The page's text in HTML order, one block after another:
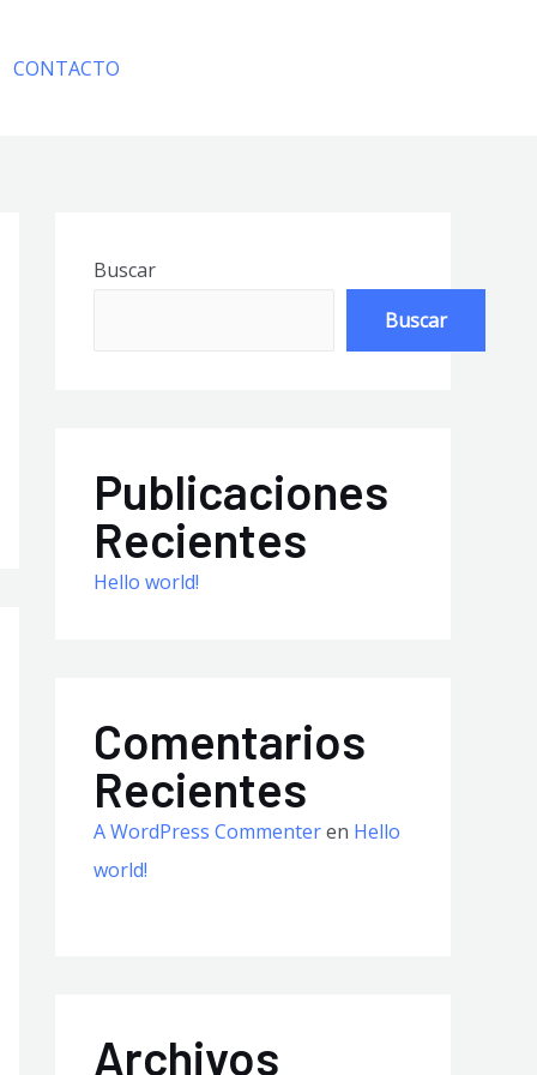
CONTACTO
Buscar
Buscar
Publicaciones
Recientes
Hello world!
Comentarios
Recientes
A WordPress Commenteren Hello
world!
Archivos